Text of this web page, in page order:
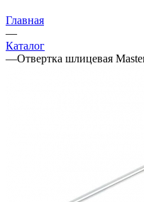
Главная
—
Каталог
—Отвертка шлицевая